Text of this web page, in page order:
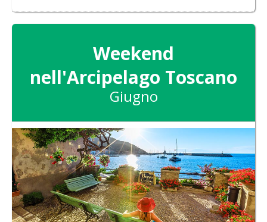
Weekend
nell'Arcipelago Toscano
Giugno